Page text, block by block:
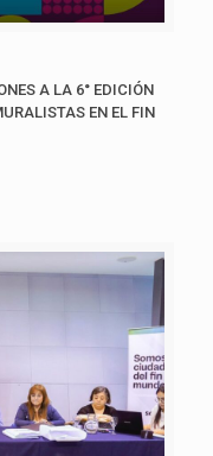
A LA 6° EDICIÓN
EN EL FIN